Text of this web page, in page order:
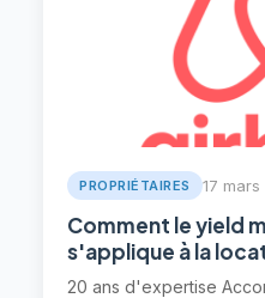
PROPRIÉTAIRES 17 mars
Comment le yield
s'applique à la
20 ans d'expertise